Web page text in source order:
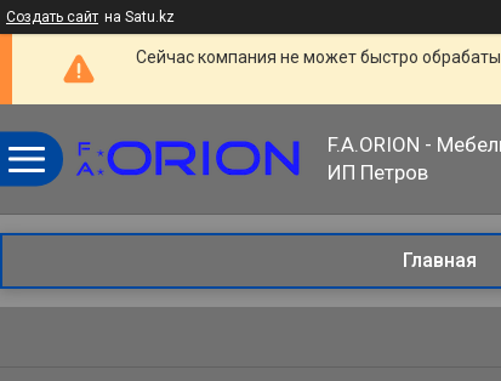
Создать сайт на Satu.kz
Сейчас компания не может быстро
F.A.ORION -
ИП Петров
Главная